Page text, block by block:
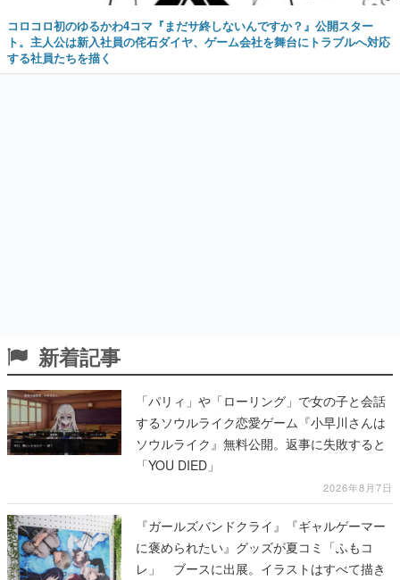
コロコロ初のゆるかわ4コマ『まだサ終しないんですか？』公開スター
ト。主人公は新入社員の侘石ダイヤ、ゲーム会社を舞台にトラブルへ対応
する社員たちを描く
新着記事
「パリィ」や「ローリング」で女の子と会話
するソウルライク恋愛ゲーム『小早川さんは
ソウルライク』無料公開。返事に失敗すると
「YOU DIED」
2026年8月7日
『ガールズバンドクライ』『ギャルゲーマー
に褒められたい』グッズが夏コミ「ふもコ
レ」 ブースに出展。イラストはすべて描き